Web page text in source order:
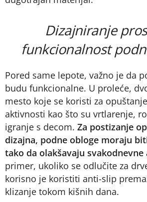
Dizajniranje
funkcionalnost
Pored same lepote, važno je da
budu funkcionalne. U proleće,
mesto koje se koristi za
aktivnosti kao što su vrtlarenje,
igranje s decom. Za postizanje
dizajna, podne obloge moraju
tako da olakšavaju
primer, ukoliko se odlučite za
korisno je koristiti anti-slip
klizanje tokom kišnih dana.